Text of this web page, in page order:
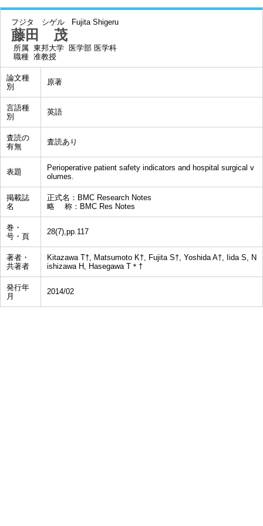
フジタ シゲル Fujita Shigeru
藤田 茂
所属 東邦大学 医学部 医学科
職種 准教授
論文種
別
原著
言語種
別
英語
査読の
有無
査読あり
表題
Perioperative patient safety indicators and hospital surgical v
olumes.
掲載誌
名
正式名：BMC Research Notes
略 称：BMC Res Notes
巻・
号・頁
28(7),pp.117
著者・
共著者
Kitazawa T†, Matsumoto K†, Fujita S†, Yoshida A†, Iida S, N
ishizawa H, Hasegawa T＊†
発行年
月
2014/02